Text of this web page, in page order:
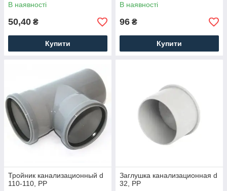
В наявності
50,40 ₴
Купити
В наявності
96 ₴
Купити
Тройник канализационный d
110-110, PP
Заглушка канализационная d
32, PP